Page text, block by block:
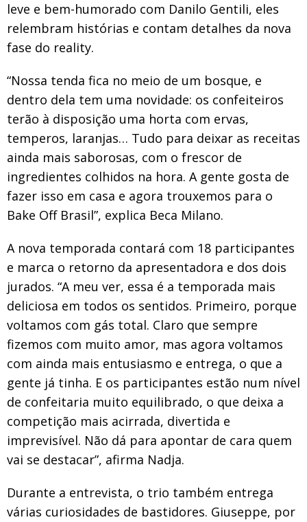
leve e bem-humorado com Danilo Gentili, eles
relembram histórias e contam detalhes da nova
fase do reality.
“Nossa tenda fica no meio de um bosque, e
dentro dela tem uma novidade: os confeiteiros
terão à disposição uma horta com ervas,
temperos, laranjas… Tudo para deixar as receitas
ainda mais saborosas, com o frescor de
ingredientes colhidos na hora. A gente gosta de
fazer isso em casa e agora trouxemos para o
Bake Off Brasil”, explica Beca Milano.
A nova temporada contará com 18 participantes
e marca o retorno da apresentadora e dos dois
jurados. “A meu ver, essa é a temporada mais
deliciosa em todos os sentidos. Primeiro, porque
voltamos com gás total. Claro que sempre
fizemos com muito amor, mas agora voltamos
com ainda mais entusiasmo e entrega, o que a
gente já tinha. E os participantes estão num nível
de confeitaria muito equilibrado, o que deixa a
competição mais acirrada, divertida e
imprevisível. Não dá para apontar de cara quem
vai se destacar”, afirma Nadja.
Durante a entrevista, o trio também entrega
várias curiosidades de bastidores. Giuseppe, por